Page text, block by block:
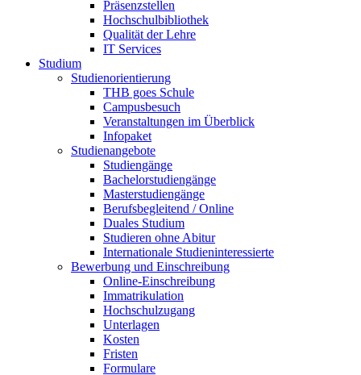
Präsenzstellen
Hochschulbibliothek
Qualität der Lehre
IT Services
Studium
Studienorientierung
THB goes Schule
Campusbesuch
Veranstaltungen im Überblick
Infopaket
Studienangebote
Studiengänge
Bachelorstudiengänge
Masterstudiengänge
Berufsbegleitend / Online
Duales Studium
Studieren ohne Abitur
Internationale Studieninteressierte
Bewerbung und Einschreibung
Online-Einschreibung
Immatrikulation
Hochschulzugang
Unterlagen
Kosten
Fristen
Formulare